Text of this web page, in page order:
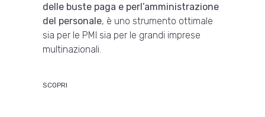
delle buste paga e perl’amministrazione
del personale, è uno strumento ottimale
sia per le PMI sia per le grandi imprese
multinazionali.
SCOPRI